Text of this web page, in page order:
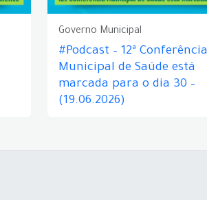
Governo Municipal
#Podcast – 12ª Conferência
Municipal de Saúde está
marcada para o dia 30 –
(19.06.2026)